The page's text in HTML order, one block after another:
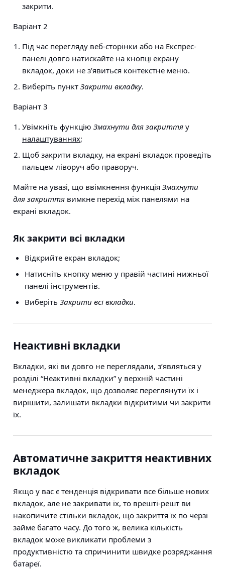
закрити.
Варіант 2
Під час перегляду веб-сторінки або на Експрес-
панелі довго натискайте на кнопці екрану
вкладок, доки не з’явиться контекстне меню.
Виберіть пункт Закрити вкладку.
Варіант 3
Увімкніть функцію Змахнути для закриття у
налаштуваннях;
Щоб закрити вкладку, на екрані вкладок проведіть
пальцем ліворуч або праворуч.
Майте на увазі, що ввімкнення функція Змахнути
для закриття вимкне перехід між панелями на
екрані вкладок.
Як закрити всі вкладки
Відкрийте екран вкладок;
Натисніть кнопку меню у правій частині нижньої
панелі інструментів.
Виберіть Закрити всі вкладки.
Неактивні вкладки
Вкладки, які ви довго не переглядали, з’являться у
розділі “Неактивні вкладки” у верхній частині
менеджера вкладок, що дозволяє переглянути їх і
вирішити, залишати вкладки відкритими чи закрити
їх.
Автоматичне закриття неактивних
вкладок
Якщо у вас є тенденція відкривати все більше нових
вкладок, але не закривати їх, то врешті-решт ви
накопичите стільки вкладок, що закриття їх по черзі
займе багато часу. До того ж, велика кількість
вкладок може викликати проблеми з
продуктивністю та спричинити швидке розряджання
батареї.